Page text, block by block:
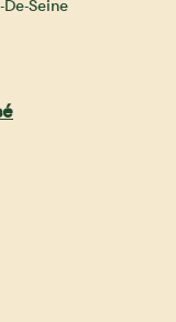
Seine